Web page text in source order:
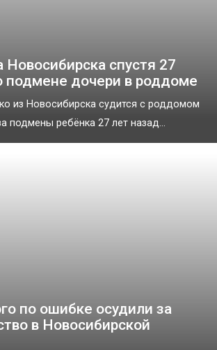
спустя 27
подмене дочери в роддоме
из Новосибирска судится с роддомом
подмены ребёнка 27 лет назад...
по ошибке осудили за
в Новосибирской